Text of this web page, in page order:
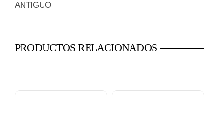
ANTIGUO
PRODUCTOS RELACIONADOS